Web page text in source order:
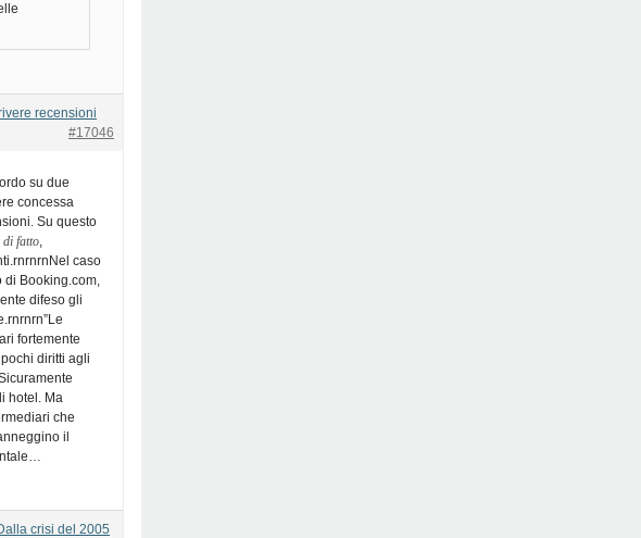
recensioni
#17046
su due
concessa
Su questo
di fatto,
caso
di Booking.com,
difeso gli
fortemente
diritti agli
hotel. Ma
che
il
crisi del 2005